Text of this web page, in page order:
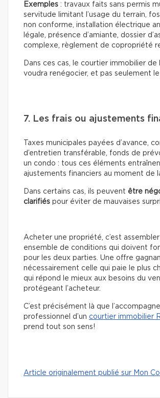
Exemples : travaux faits sans permis
servitude limitant l’usage du terrain,
non conforme, installation électrique
légale, présence d’amiante, dossier
complexe, règlement de copropriété
Dans ces cas, le courtier immobilier de
voudra renégocier, et pas seulement le
7. Les frais ou ajustements
Taxes municipales payées d’avance,
d’entretien transférable, fonds de
un condo : tous ces éléments
ajustements financiers au moment de
Dans certains cas, ils peuvent être
clarifiés pour éviter de mauvaises
Acheter une propriété, c’est assembler
ensemble de conditions qui doivent
pour les deux parties. Une offre
nécessairement celle qui paie le plus
qui répond le mieux aux besoins du
protégeant l’acheteur.
C’est précisément là que
professionnel d’un courtier immobilier
prend tout son sens!
Article originalement publié sur Mon